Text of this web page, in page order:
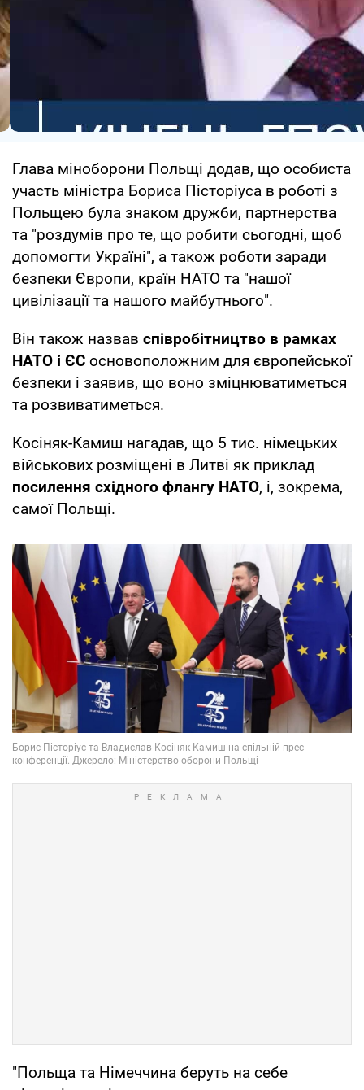
Глава міноборони Польщі додав, що особиста
участь міністра Бориса Пісторіуса в роботі з
Польщею була знаком дружби, партнерства
та "роздумів про те, що робити сьогодні, щоб
допомогти Україні", а також роботи заради
безпеки Європи, країн НАТО та "нашої
цивілізації та нашого майбутнього".
Він також назвав співробітництво в рамках
НАТО і ЄС основоположним для європейської
безпеки і заявив, що воно зміцнюватиметься
та розвиватиметься.
Косіняк-Камиш нагадав, що 5 тис. німецьких
військових розміщені в Литві як приклад
посилення східного флангу НАТО, і, зокрема,
самої Польщі.
"Польща та Німеччина беруть на себе